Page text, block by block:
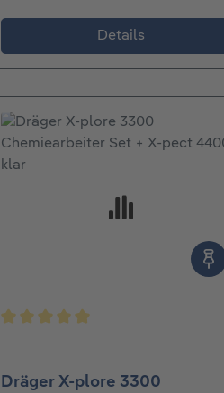
Details
Dräger X-plore 3300